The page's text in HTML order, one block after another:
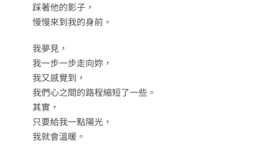
踩著他的影子，
慢慢來到我的身前。
我夢見，
我一步一步走向妳，
我又感覺到，
我們心之間的路程縮短了一些。
其實，
只要給我一點陽光，
我就會溫暖。